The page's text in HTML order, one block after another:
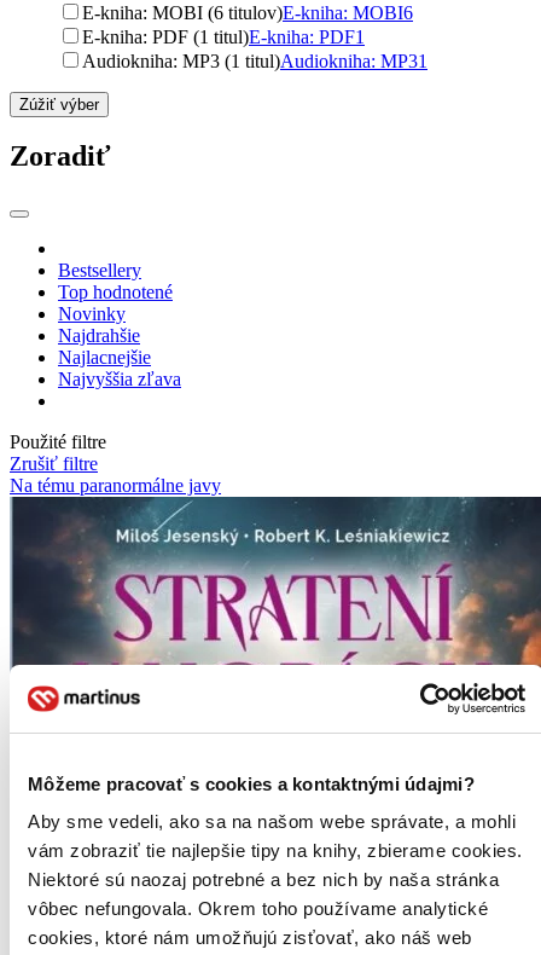
Môžeme pracovať s cookies a kontaktnými údajmi?
Aby sme vedeli, ako sa na našom webe správate, a mohli
vám zobraziť tie najlepšie tipy na knihy, zbierame cookies.
Niektoré sú naozaj potrebné a bez nich by naša stránka
vôbec nefungovala. Okrem toho používame analytické
cookies, ktoré nám umožňujú zisťovať, ako náš web
E-kniha: MOBI (6 titulov)E-kniha: MOBI6
E-kniha: PDF (1 titul)E-kniha: PDF1
Audiokniha: MP3 (1 titul)Audiokniha: MP31
Zúžiť výber
Zoradiť
Bestsellery
Top hodnotené
Novinky
Najdrahšie
Najlacnejšie
Najvyššia zľava
Použité filtre
Zrušiť filtre
Na tému paranormálne javy